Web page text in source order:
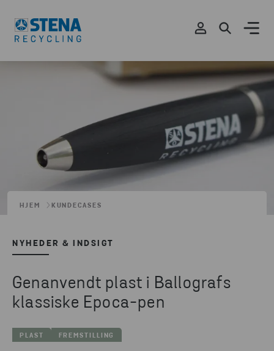
HJEM KUNDECASES
NYHEDER & INDSIGT
Genanvendt plast i Ballografs
klassiske Epoca-pen
PLAST FREMSTILLING